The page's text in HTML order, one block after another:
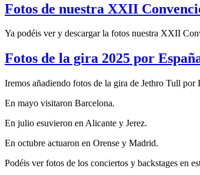
Fotos de nuestra XXII
Ya podéis ver y descargar la fotos nuestra XXII
Fotos de la gira 2025 por
Iremos añadiendo fotos de la gira de Jethro Tull por
En mayo visitaron Barcelona.
En julio esuvieron en Alicante y Jerez.
En octubre actuaron en Orense y Madrid.
Podéis ver fotos de los conciertos y backstages en